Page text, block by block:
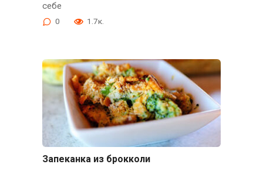
себе
0 1.7к.
Запеканка из брокколи